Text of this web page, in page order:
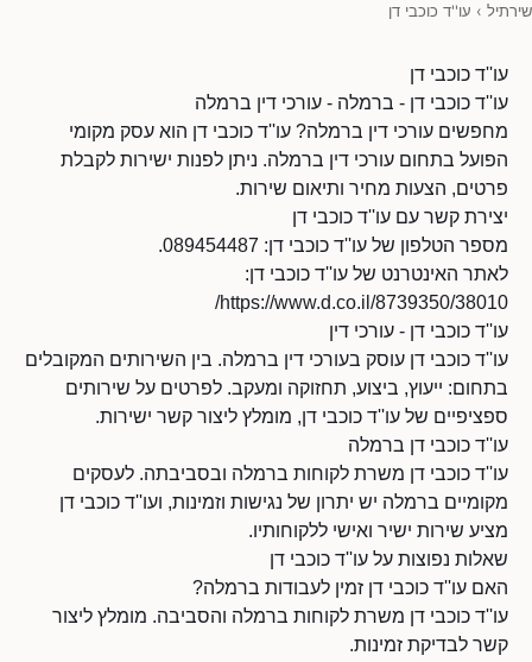
שירתיל › עו''ד כוכבי דן
עו''ד כוכבי דן
עו''ד כוכבי דן - ברמלה - עורכי דין ברמלה
מחפשים עורכי דין ברמלה? עו''ד כוכבי דן הוא עסק מקומי
הפועל בתחום עורכי דין ברמלה. ניתן לפנות ישירות לקבלת
פרטים, הצעות מחיר ותיאום שירות.
יצירת קשר עם עו''ד כוכבי דן
מספר הטלפון של עו''ד כוכבי דן: 089454487.
לאתר האינטרנט של עו''ד כוכבי דן:
https://www.d.co.il/8739350/38010/
עו''ד כוכבי דן - עורכי דין
עו''ד כוכבי דן עוסק בעורכי דין ברמלה. בין השירותים המקובלים
בתחום: ייעוץ, ביצוע, תחזוקה ומעקב. לפרטים על שירותים
ספציפיים של עו''ד כוכבי דן, מומלץ ליצור קשר ישירות.
עו''ד כוכבי דן ברמלה
עו''ד כוכבי דן משרת לקוחות ברמלה ובסביבתה. לעסקים
מקומיים ברמלה יש יתרון של נגישות וזמינות, ועו''ד כוכבי דן
מציע שירות ישיר ואישי ללקוחותיו.
שאלות נפוצות על עו''ד כוכבי דן
האם עו''ד כוכבי דן זמין לעבודות ברמלה?
עו''ד כוכבי דן משרת לקוחות ברמלה והסביבה. מומלץ ליצור
קשר לבדיקת זמינות.